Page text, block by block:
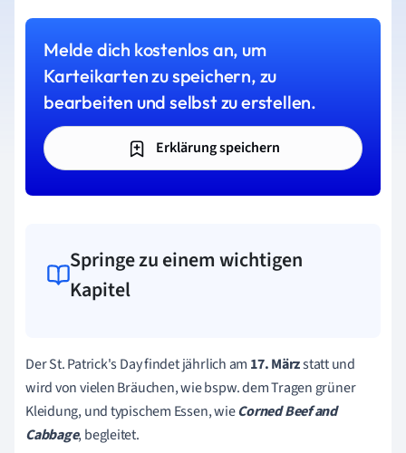
Melde dich kostenlos an, um
Karteikarten zu speichern, zu
bearbeiten und selbst zu erstellen.
Erklärung speichern
Springe zu einem wichtigen
Kapitel
Der St. Patrick's Day findet jährlich am 17. Märzstatt und
wird von vielen Bräuchen, wie bspw. dem Tragen grüner
Kleidung, undtypischem Essen, wieCorned Beef and
Cabbage, begleitet.